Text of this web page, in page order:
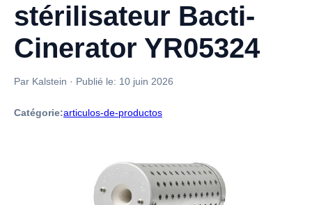
stérilisateur Bacti-
Cinerator YR05324
Par Kalstein · Publié le: 10 juin 2026
Catégorie:articulos-de-productos